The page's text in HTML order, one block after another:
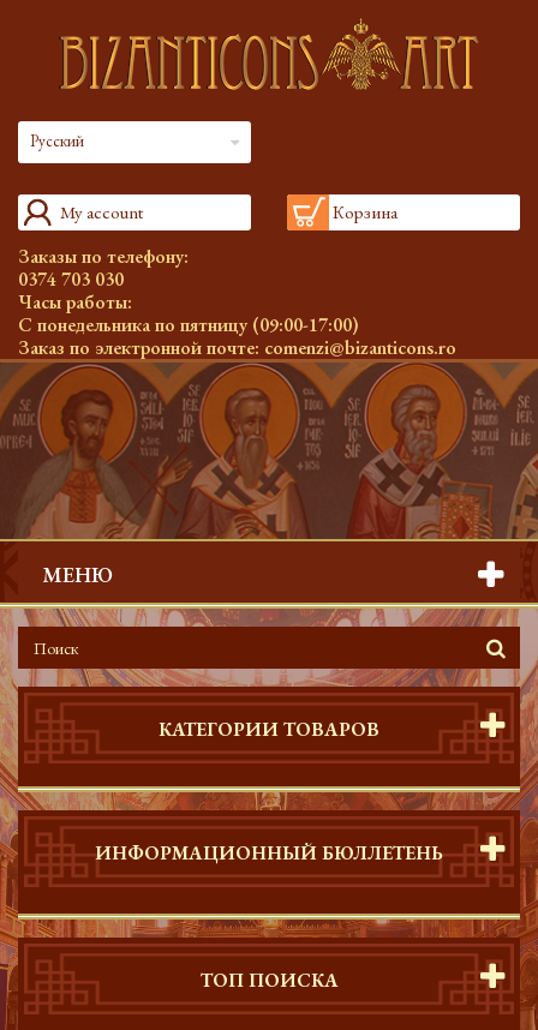
Русский
My account Корзина
Заказы по телефону:
0374 703 030
Часы работы:
С понедельника по пятницу (09:00-17:00)
Заказ по электронной почте: comenzi@bizanticons.ro
МЕНЮ
КАТЕГОРИИ ТОВАРОВ
ИНФОРМАЦИОННЫЙ БЮЛЛЕТЕНЬ
ТОП ПОИСКА